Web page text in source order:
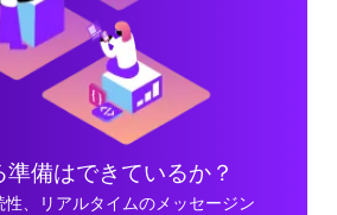
備はできているか？
性、リアルタイムのメッセージン